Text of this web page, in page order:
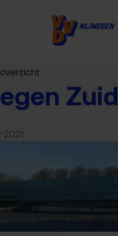
Zuid
2021